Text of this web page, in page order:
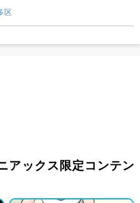
区
アックス限定コンテン